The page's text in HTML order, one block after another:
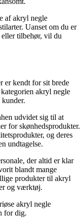
af akryl negle
Uanset om du er
tilbehør, vil du
er kendt for sit brede
akryl negle
udvidet sig til at
for skønhedsprodukter.
og deres
undtagelse.
der altid er klar
blandt mange
produkter til akryl
og værktøj.
akryl negle
for dig.